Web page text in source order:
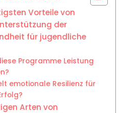
Vorteile von
der
für jugendliche
Programme Leistung
emotionale Resilienz für
Arten von